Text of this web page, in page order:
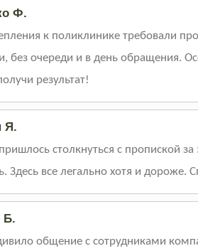
Ф.
к поликлинике требовали
без очереди и в день обращения.
результат!
Я.
столкнуться с пропиской
Здесь все легально хотя и дороже.
Б.
общение с сотрудниками